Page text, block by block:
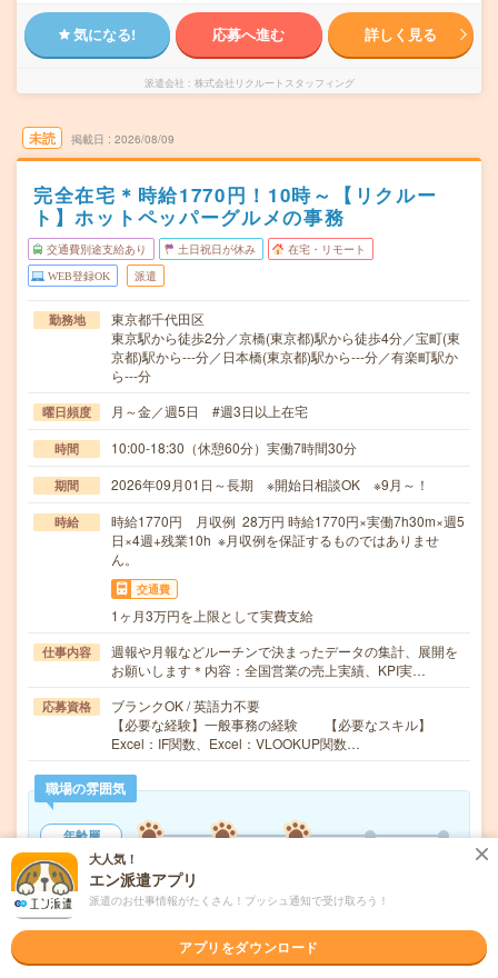
気になる! 応募へ進む 詳しく見る
派遣会社 株式会社リクルートスタッフィング
未読 掲載日 2026/08/09
完全在宅＊時給1770円！10時～【リクルー
ト】ホットペッパーグルメの事務
交通費別途支給あり 土日祝日が休み 在宅・リモート
WEB登録OK 派遣
勤務地
東京都千代田区
東京駅から徒歩2分／京橋(東京都)駅から徒歩4分／宝町(東
京都)駅から---分／日本橋(東京都)駅から---分／有楽町駅か
ら---分
曜日頻度 月～金／週5日 #週3日以上在宅
時間 10:00-18:30（休憩60分）実働7時間30分
期間 2026年09月01日～長期 ※開始日相談OK ※9月～！
時給
時給1770円 月収例 28万円 時給1770円×実働7h30m×週5
日×4週+残業10h ※月収例を保証するものではありませ
ん。
交通費
1ヶ月3万円を上限として実費支給
仕事内容
週報や月報などルーチンで決まったデータの集計、展開を
お願いします＊内容：全国営業の売上実績、KPI実…
応募資格
ブランクOK / 英語力不要
【必要な経験】一般事務の経験 【必要なスキル】
Excel：IF関数、Excel：VLOOKUP関数…
職場の雰囲気
年齢層
男女比率
もっと見る
大人気！
エン派遣アプリ
派遣のお仕事情報がたくさん！プッシュ通知で受け取ろう！
アプリをダウンロード